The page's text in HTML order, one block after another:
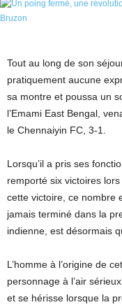
Tout au long de son
pratiquement aucune
sa montre et poussa un
l’Emami East Bengal,
le Chennaiyin FC, 3-1.
Lorsqu’il a pris ses
remporté six victoires
cette victoire, ce nombre
jamais terminé dans la
indienne, est désormais
L’homme à l’origine de
personnage à l’air
et se hérisse lorsque la